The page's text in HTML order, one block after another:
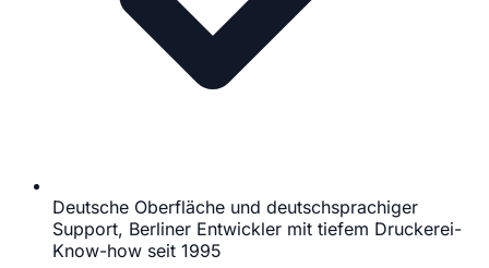
Deutsche Oberfläche und deutschsprachiger
Support, Berliner Entwickler mit tiefem Druckerei-
Know-how seit 1995